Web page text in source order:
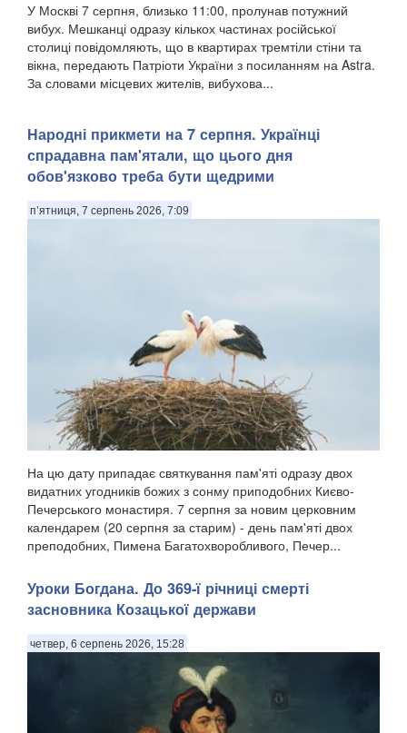
У Москві 7 серпня, близько 11:00, пролунав потужний
вибух. Мешканці одразу кількох частинах російської
столиці повідомляють, що в квартирах тремтіли стіни та
вікна, передають Патріоти України з посиланням на Astra.
За словами місцевих жителів, вибухова...
Народні прикмети на 7 серпня. Українці
спрадавна пам'ятали, що цього дня
обов'язково треба бути щедрими
п’ятниця, 7 серпень 2026, 7:09
На цю дату припадає святкування пам'яті одразу двох
видатних угодників божих з сонму приподобних Києво-
Печерського монастиря. 7 серпня за новим церковним
календарем (20 серпня за старим) - день пам'яті двох
преподобних, Пимена Багатохворобливого, Печер...
Уроки Богдана. До 369-ї річниці смерті
засновника Козацької держави
четвер, 6 серпень 2026, 15:28